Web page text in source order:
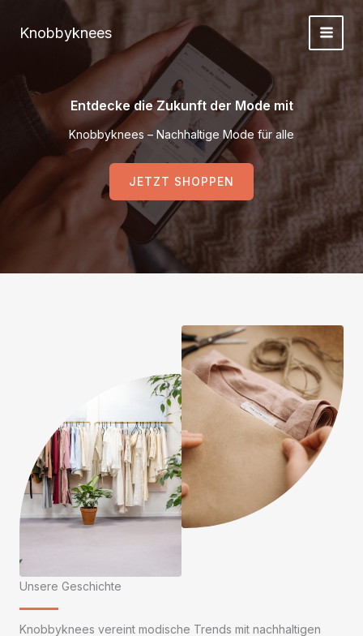
InhaltKnobbyknees
Entdecke die Zukunft der Mode mit
Knobbyknees – Nachhaltige Mode für alle
JETZT SHOPPEN
Unsere Geschichte
Knobbyknees vereint modische Trends mit nachhaltigen